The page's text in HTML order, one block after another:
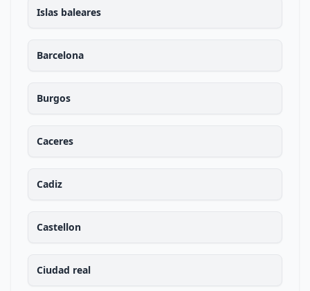
Islas baleares
Barcelona
Burgos
Caceres
Cadiz
Castellon
Ciudad real